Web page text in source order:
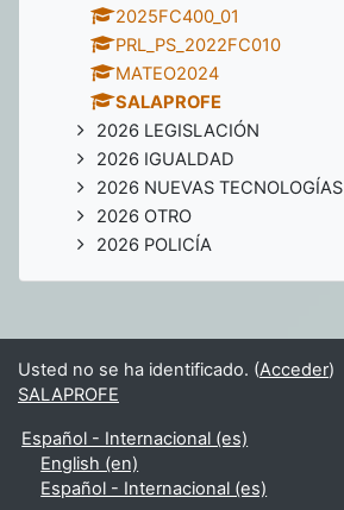
2025FC400_01
PRL_PS_2022FC010
MATEO2024
SALAPROFE
2026 LEGISLACIÓN
2026 IGUALDAD
2026 NUEVAS TECNOLOGÍAS
2026 OTRO
2026 POLICÍA
Usted no se ha identificado. (Acceder)
SALAPROFE
Español - Internacional ‎(es)‎
English ‎(en)‎
Español - Internacional ‎(es)‎